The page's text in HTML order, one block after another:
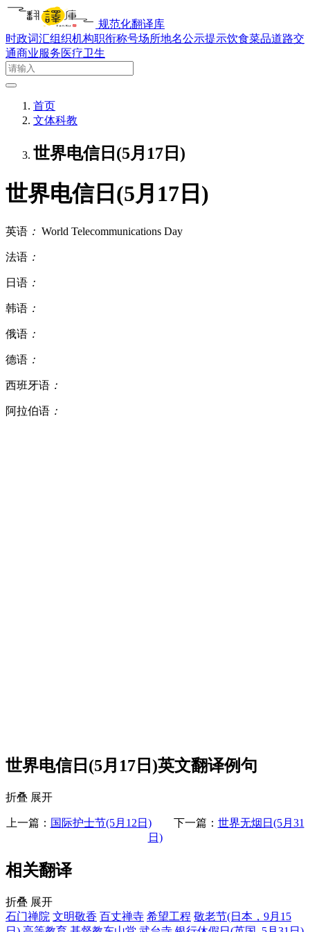
规范化翻译库
时政词汇组织机构职衔称号场所地名公示提示饮食菜品道路交
通商业服务医疗卫生
首页
文体科教
世界电信日(5月17日)
世界电信日(5月17日)
英语 ： World Telecommunications Day
法语 ：
日语 ：
韩语 ：
俄语 ：
德语 ：
西班牙语 ：
阿拉伯语 ：
世界电信日(5月17日)英文翻译例句
折叠 展开
上一篇： 国际护士节(5月12日)下一篇： 世界无烟日(5月31
日)
相关翻译
折叠 展开
石门禅院 文明敬香 百丈禅寺 希望工程 敬老节(日本，9月15